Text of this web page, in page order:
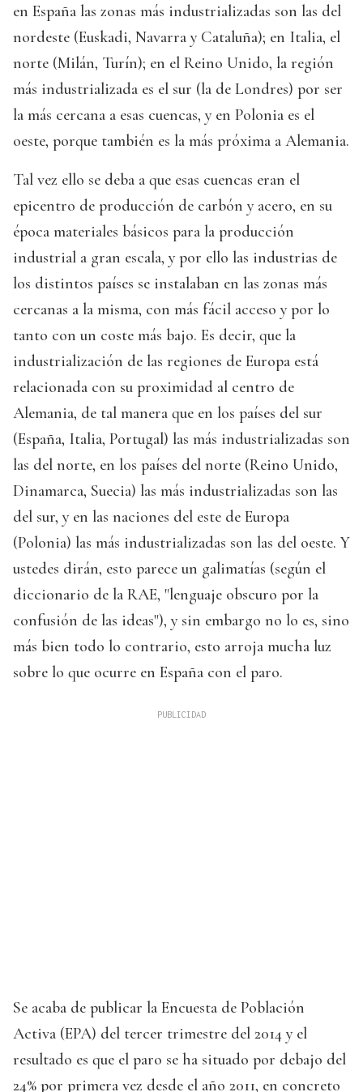
en España las zonas más industrializadas son las del
nordeste (Euskadi, Navarra y Cataluña); en Italia, el
norte (Milán, Turín); en el Reino Unido, la región
más industrializada es el sur (la de Londres) por ser
la más cercana a esas cuencas, y en Polonia es el
oeste, porque también es la más próxima a Alemania.
Tal vez ello se deba a que esas cuencas eran el
epicentro de producción de carbón y acero, en su
época materiales básicos para la producción
industrial a gran escala, y por ello las industrias de
los distintos países se instalaban en las zonas más
cercanas a la misma, con más fácil acceso y por lo
tanto con un coste más bajo. Es decir, que la
industrialización de las regiones de Europa está
relacionada con su proximidad al centro de
Alemania, de tal manera que en los países del sur
(España, Italia, Portugal) las más industrializadas son
las del norte, en los países del norte (Reino Unido,
Dinamarca, Suecia) las más industrializadas son las
del sur, y en las naciones del este de Europa
(Polonia) las más industrializadas son las del oeste. Y
ustedes dirán, esto parece un galimatías (según el
diccionario de la RAE, "lenguaje obscuro por la
confusión de las ideas"), y sin embargo no lo es, sino
más bien todo lo contrario, esto arroja mucha luz
sobre lo que ocurre en España con el paro.
Se acaba de publicar la Encuesta de Población
Activa (EPA) del tercer trimestre del 2014 y el
resultado es que el paro se ha situado por debajo del
24% por primera vez desde el año 2011, en concreto